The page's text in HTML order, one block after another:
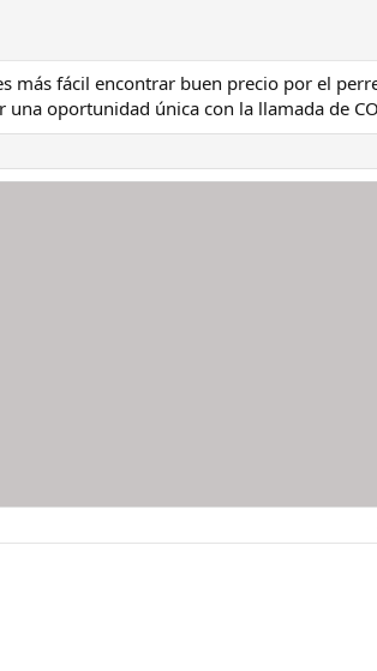
más fácil encontrar buen precio por el
oportunidad única con la llamada de